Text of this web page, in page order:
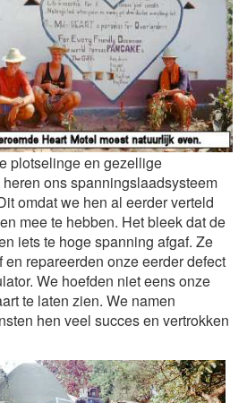
plotselinge en gezellige
ons spanningslaadsysteem
omdat we hen al eerder verteld
mee te hebben. Het bleek dat de
iets te hoge spanning afgaf. Ze
repareerden onze eerder defect
We hoefden niet eens onze
te laten zien. We namen
hen veel succes en vertrokken